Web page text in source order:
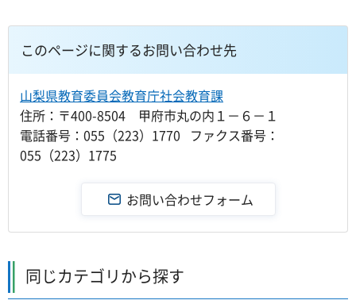
このページに関するお問い合わせ先
山梨県教育委員会教育庁社会教育課
住所：〒400-8504 甲府市丸の内１－６－１
電話番号：055（223）1770 ファクス番号：
055（223）1775
同じカテゴリから探す